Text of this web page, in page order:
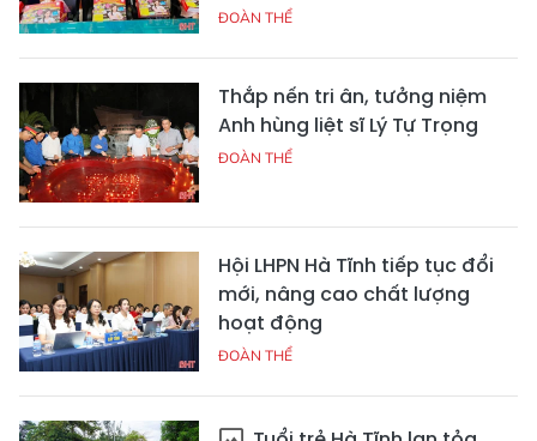
ĐOÀN THỂ
Thắp nến tri ân, tưởng niệm
Anh hùng liệt sĩ Lý Tự Trọng
ĐOÀN THỂ
Hội LHPN Hà Tĩnh tiếp tục đổi
mới, nâng cao chất lượng
hoạt động
ĐOÀN THỂ